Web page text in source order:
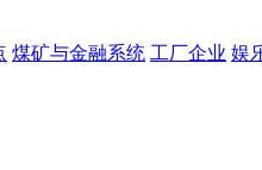
煤矿与金融系统 工厂企业 娱